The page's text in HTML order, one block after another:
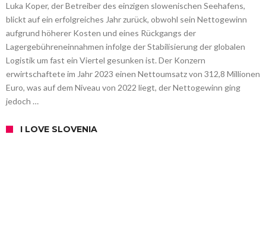
Luka Koper, der Betreiber des einzigen slowenischen Seehafens,
blickt auf ein erfolgreiches Jahr zurück, obwohl sein Nettogewinn
aufgrund höherer Kosten und eines Rückgangs der
Lagergebühreneinnahmen infolge der Stabilisierung der globalen
Logistik um fast ein Viertel gesunken ist. Der Konzern
erwirtschaftete im Jahr 2023 einen Nettoumsatz von 312,8 Millionen
Euro, was auf dem Niveau von 2022 liegt, der Nettogewinn ging
jedoch …
I LOVE SLOVENIA